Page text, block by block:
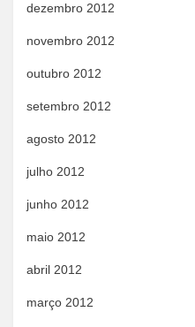
dezembro 2012
novembro 2012
outubro 2012
setembro 2012
agosto 2012
julho 2012
junho 2012
maio 2012
abril 2012
março 2012